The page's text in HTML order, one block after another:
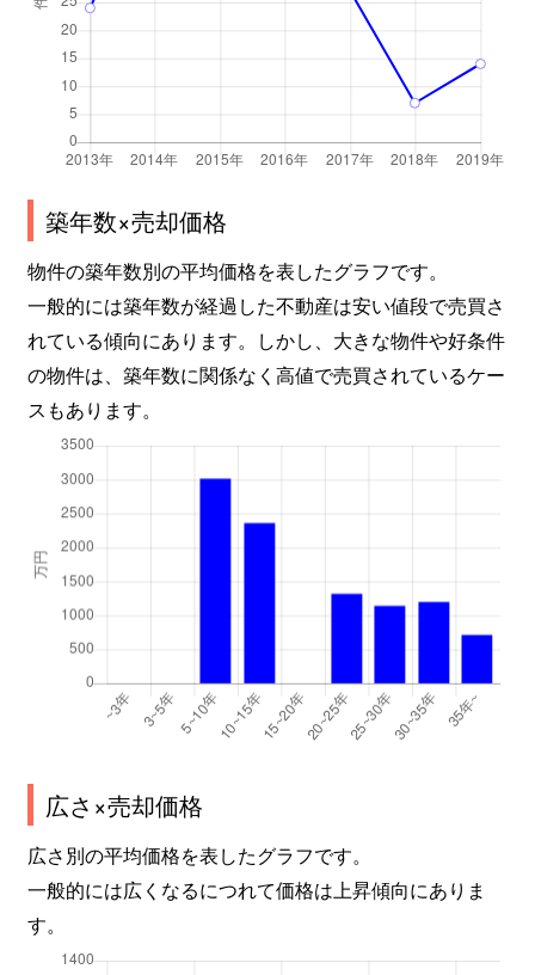
築年数×売却価格
物件の築年数別の平均価格を表したグラフです。
一般的には築年数が経過した不動産は安い値段で売買さ
れている傾向にあります。しかし、大きな物件や好条件
の物件は、築年数に関係なく高値で売買されているケー
スもあります。
広さ×売却価格
広さ別の平均価格を表したグラフです。
一般的には広くなるにつれて価格は上昇傾向にありま
す。